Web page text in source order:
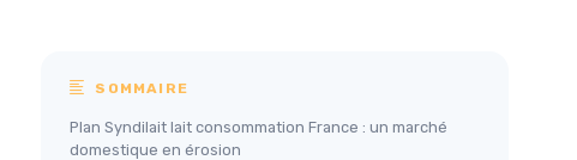
SOMMAIRE
Plan Syndilait lait consommation France : un marché
domestique en érosion